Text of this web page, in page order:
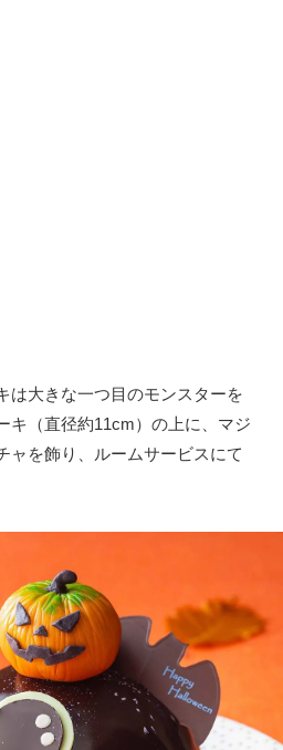
は大きな一つ目のモンスターを
キ（直径約11cm）の上に、マジ
ャを飾り、ルームサービスにて